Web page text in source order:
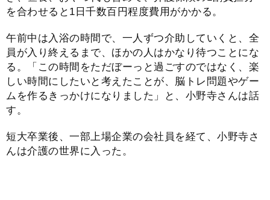
を合わせると1日千数百円程度費用がかかる。
午前中は入浴の時間で、一人ずつ介助していくと、全
員が入り終えるまで、ほかの人はかなり待つことにな
る。「この時間をただぼーっと過ごすのではなく、楽
しい時間にしたいと考えたことが、脳トレ問題やゲー
ムを作るきっかけになりました」と、小野寺さんは話
す。
短大卒業後、一部上場企業の会社員を経て、小野寺さ
んは介護の世界に入った。